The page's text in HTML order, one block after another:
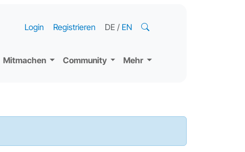
Mitmachen Community Mehr
Login Registrieren DE / EN